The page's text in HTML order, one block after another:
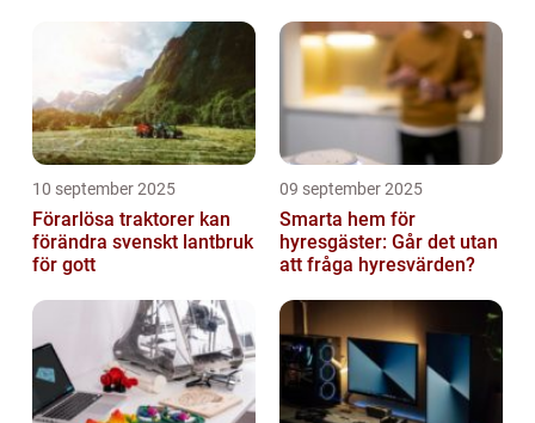
10 september 2025
Förarlösa traktorer kan
förändra svenskt lantbruk
för gott
09 september 2025
Smarta hem för
hyresgäster: Går det utan
att fråga hyresvärden?